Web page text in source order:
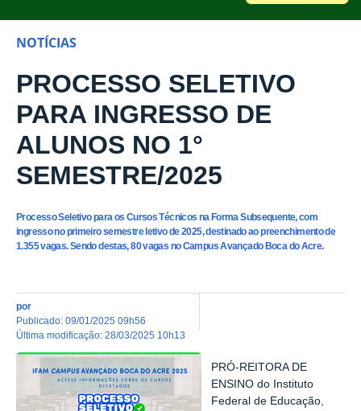
NOTÍCIAS
PROCESSO SELETIVO
PARA INGRESSO DE
ALUNOS NO 1°
SEMESTRE/2025
Processo Seletivo para os Cursos Técnicos na Forma Subsequente, com
ingresso no primeiro semestre letivo de 2025, destinado ao preenchimento de
1.355 vagas. Sendo destas, 80 vagas no Campus Avançado Boca do Acre.
por
publicado: 09/01/2025 09h56
última modificação: 28/03/2025 10h13
PRÓ-REITORA DE
ENSINO do Instituto
Federal de Educação,